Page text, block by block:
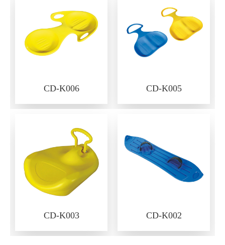
CD-K006 CD-K005
CD-K003 CD-K002